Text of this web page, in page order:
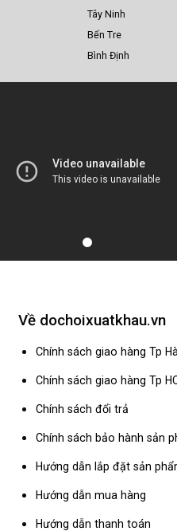
Tây Ninh
Bến Tre
Bình Định
Về dochoixuatkhau.vn
Chính sách giao hàng Tp
Chính sách giao hàng Tp
Chính sách đổi trả
Chính sách bảo hành sản
Hướng dẫn lắp đặt sản
Hướng dẫn mua hàng
Hướng dẫn thanh toán